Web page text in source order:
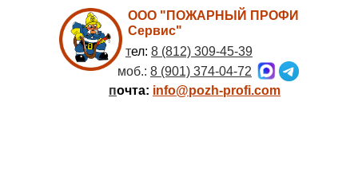
ООО "ПОЖАРНЫЙ ПРОФИ
Сервис"
почта: info@pozh-profi.com
тел: 8 (812) 309-45-39
моб.: 8 (901) 374-04-72